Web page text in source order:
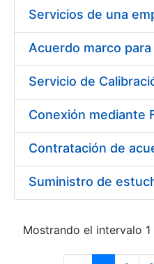
Mostrando el intervalo